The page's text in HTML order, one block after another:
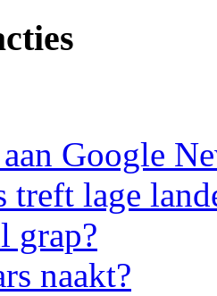
Google
treft lage
grap?
naakt?